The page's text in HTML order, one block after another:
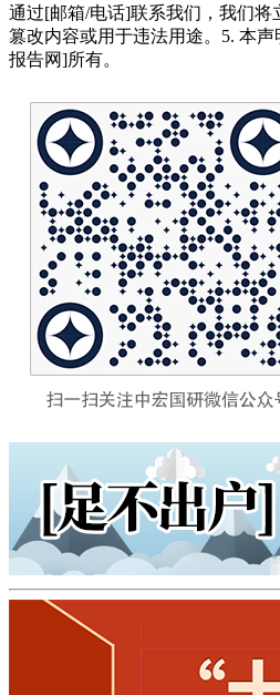
通过[邮箱/电话]联系我们，我们将
篡改内容或用于违法用途。5. 本
报告网]所有。